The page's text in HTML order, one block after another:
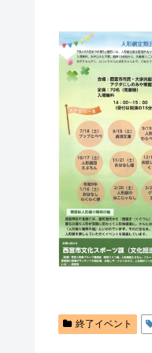
終了イベント